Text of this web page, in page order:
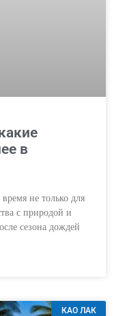
в
не только для
с природой и
сезона дождей
КАО ЛАК